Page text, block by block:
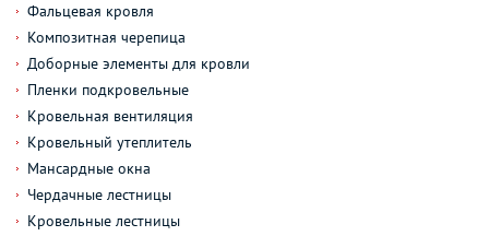
Фальцевая кровля
Композитная черепица
Доборные элементы для кровли
Пленки подкровельные
Кровельная вентиляция
Кровельный утеплитель
Мансардные окна
Чердачные лестницы
Кровельные лестницы